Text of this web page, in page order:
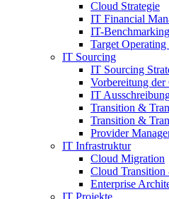
Cloud Strategie
IT Financial
IT-Benchmarking
Target
IT Sourcing
IT Sourcing
Vorbereitung der
IT
Transition &
Transition &
Provider
IT Infrastruktur
Cloud Migration
Cloud Transition
Enterprise
IT Projekte